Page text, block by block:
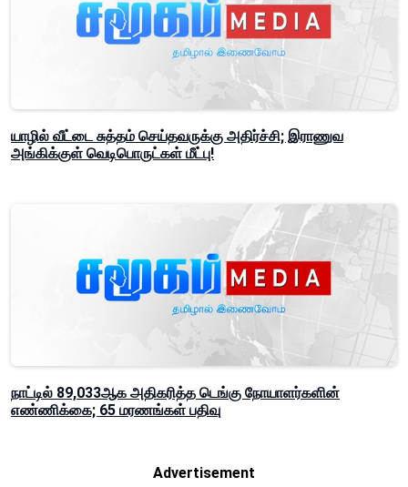
யாழில் வீட்டை சுத்தம் செய்தவருக்கு அதிர்ச்சி; இராணுவ
அங்கிக்குள் வெடிபொருட்கள் மீட்பு!
நாட்டில் 89,033ஆக அதிகரித்த டெங்கு நோயாளர்களின்
எண்ணிக்கை; 65 மரணங்கள் பதிவு
Advertisement